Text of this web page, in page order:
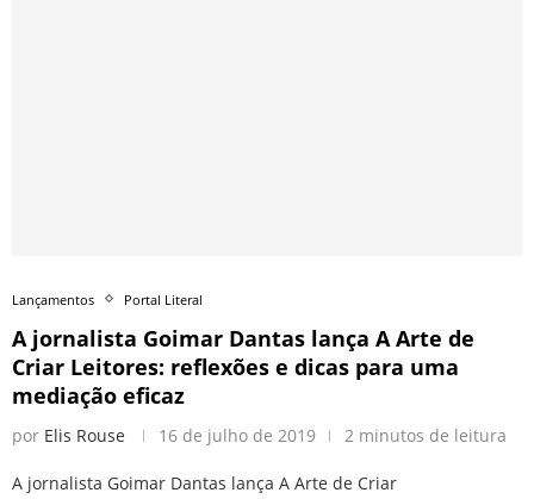
Lançamentos Portal Literal
A jornalista Goimar Dantas lança A Arte de
Criar Leitores: reflexões e dicas para uma
mediação eficaz
por Elis Rouse 16 de julho de 2019 2 minutos de leitura
A jornalista Goimar Dantas lança A Arte de Criar